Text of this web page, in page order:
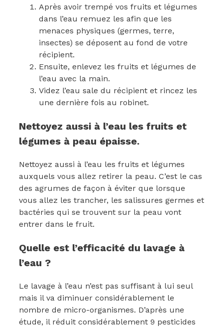
Après avoir trempé vos fruits et légumes
dans l’eau remuez les afin que les
menaces physiques (germes, terre,
insectes) se déposent au fond de votre
récipient.
Ensuite, enlevez les fruits et légumes de
l’eau avec la main.
Videz l’eau sale du récipient et rincez les
une dernière fois au robinet.
Nettoyez aussi à l’eau les fruits et
légumes à peau épaisse.
Nettoyez aussi à l’eau les fruits et légumes
auxquels vous allez retirer la peau. C’est le cas
des agrumes de façon à éviter que lorsque
vous allez les trancher, les salissures germes et
bactéries qui se trouvent sur la peau vont
entrer dans le fruit.
Quelle est l’efficacité du lavage à
l’eau ?
Le lavage à l’eau n’est pas suffisant à lui seul
mais il va diminuer considérablement le
nombre de micro-organismes. D’après une
étude, il réduit considérablement 9 pesticides